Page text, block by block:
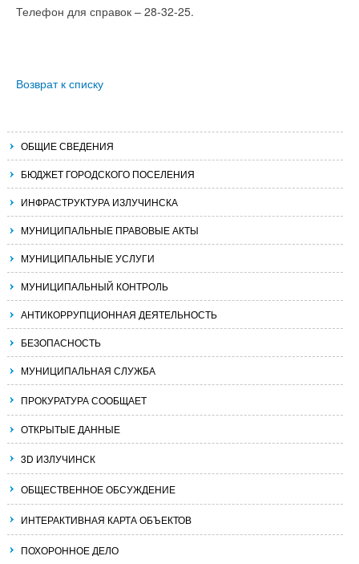
Телефон для справок – 28-32-25.
Возврат к списку
ОБЩИЕ СВЕДЕНИЯ
БЮДЖЕТ ГОРОДСКОГО ПОСЕЛЕНИЯ
ИНФРАСТРУКТУРА ИЗЛУЧИНСКА
МУНИЦИПАЛЬНЫЕ ПРАВОВЫЕ АКТЫ
МУНИЦИПАЛЬНЫЕ УСЛУГИ
МУНИЦИПАЛЬНЫЙ КОНТРОЛЬ
АНТИКОРРУПЦИОННАЯ ДЕЯТЕЛЬНОСТЬ
БЕЗОПАСНОСТЬ
МУНИЦИПАЛЬНАЯ СЛУЖБА
ПРОКУРАТУРА СООБЩАЕТ
ОТКРЫТЫЕ ДАННЫЕ
3D ИЗЛУЧИНСК
ОБЩЕСТВЕННОЕ ОБСУЖДЕНИЕ
ИНТЕРАКТИВНАЯ КАРТА ОБЪЕКТОВ
ПОХОРОННОЕ ДЕЛО